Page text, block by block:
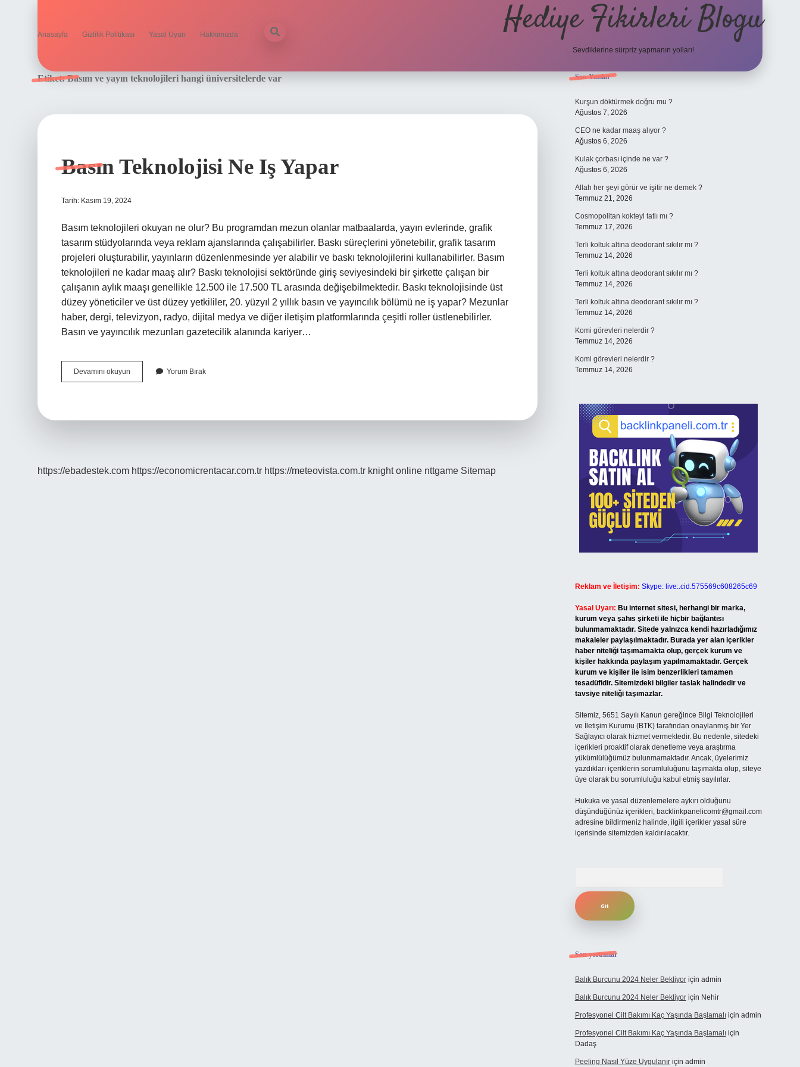
Anasayfa Gizlilik Politikası Yasal Uyarı Hakkımızda Hediye Fikirleri Blogu
Sevdiklerine sürpriz yapmanın yolları!
Etiket:Basım ve yayın teknolojileri hangi üniversitelerde var
Basın Teknolojisi Ne Iş Yapar
Tarih: Kasım 19, 2024
Basım teknolojileri okuyan ne olur? Bu programdan mezun olanlar matbaalarda, yayın evlerinde, grafik
tasarım stüdyolarında veya reklam ajanslarında çalışabilirler. Baskı süreçlerini yönetebilir, grafik tasarım
projeleri oluşturabilir, yayınların düzenlenmesinde yer alabilir ve baskı teknolojilerini kullanabilirler. Basım
teknolojileri ne kadar maaş alır? Baskı teknolojisi sektöründe giriş seviyesindeki bir şirkette çalışan bir
çalışanın aylık maaşı genellikle 12.500 ile 17.500 TL arasında değişebilmektedir. Baskı teknolojisinde üst
düzey yöneticiler ve üst düzey yetkililer, 20. yüzyıl 2 yıllık basın ve yayıncılık bölümü ne iş yapar? Mezunlar
haber, dergi, televizyon, radyo, dijital medya ve diğer iletişim platformlarında çeşitli roller üstlenebilirler.
Basın ve yayıncılık mezunları gazetecilik alanında kariyer…
Devamını okuyun
Teknolojisi
Yorum Bırak
https://ebadestek.com https://economicrentacar.com.tr https://meteovista.com.tr knight online nttgame Sitemap
Sidebar
Son Yazılar
Kurşun döktürmek doğru mu ?
Ağustos 7, 2026
CEO ne kadar maaş alıyor ?
Ağustos 6, 2026
Kulak çorbası içinde ne var ?
Ağustos 6, 2026
Allah her şeyi görür ve işitir ne demek ?
Temmuz 21, 2026
Cosmopolitan kokteyl tatlı mı ?
Temmuz 17, 2026
Terli koltuk altına deodorant sıkılır mı ?
Temmuz 14, 2026
Terli koltuk altına deodorant sıkılır mı ?
Temmuz 14, 2026
Terli koltuk altına deodorant sıkılır mı ?
Temmuz 14, 2026
Komi görevleri nelerdir ?
Temmuz 14, 2026
Komi görevleri nelerdir ?
Temmuz 14, 2026
Reklam ve İletişim: Skype: live:.cid.575569c608265c69
Yasal Uyarı: Bu internet sitesi, herhangi bir marka,
kurum veya şahıs şirketi ile hiçbir bağlantısı
bulunmamaktadır. Sitede yalnızca kendi hazırladığımız
makaleler paylaşılmaktadır. Burada yer alan içerikler
haber niteliği taşımamakta olup, gerçek kurum ve
kişiler hakkında paylaşım yapılmamaktadır. Gerçek
kurum ve kişiler ile isim benzerlikleri tamamen
tesadüfidir. Sitemizdeki bilgiler taslak halindedir ve
tavsiye niteliği taşımazlar.
Sitemiz, 5651 Sayılı Kanun gereğince Bilgi Teknolojileri
ve İletişim Kurumu (BTK) tarafından onaylanmış bir Yer
Sağlayıcı olarak hizmet vermektedir. Bu nedenle, sitedeki
içerikleri proaktif olarak denetleme veya araştırma
yükümlülüğümüz bulunmamaktadır. Ancak, üyelerimiz
yazdıkları içeriklerin sorumluluğunu taşımakta olup, siteye
üye olarak bu sorumluluğu kabul etmiş sayılırlar.
Hukuka ve yasal düzenlemelere aykırı olduğunu
düşündüğünüz içerikleri, backlinkpanelicomtr@gmail.com
adresine bildirmeniz halinde, ilgili içerikler yasal süre
içerisinde sitemizden kaldırılacaktır.
Son yorumlar
Balık Burcunu 2024 Neler Bekliyoriçin admin
Balık Burcunu 2024 Neler Bekliyoriçin Nehir
Profesyonel Cilt Bakımı Kaç Yaşında Başlamalıiçin admin
Profesyonel Cilt Bakımı Kaç Yaşında Başlamalıiçin
Dadaş
Peeling Nasıl Yüze Uygulanıriçin admin